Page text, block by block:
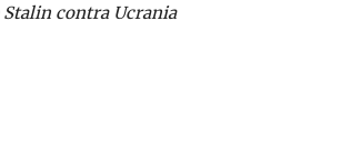
contra Ucrania